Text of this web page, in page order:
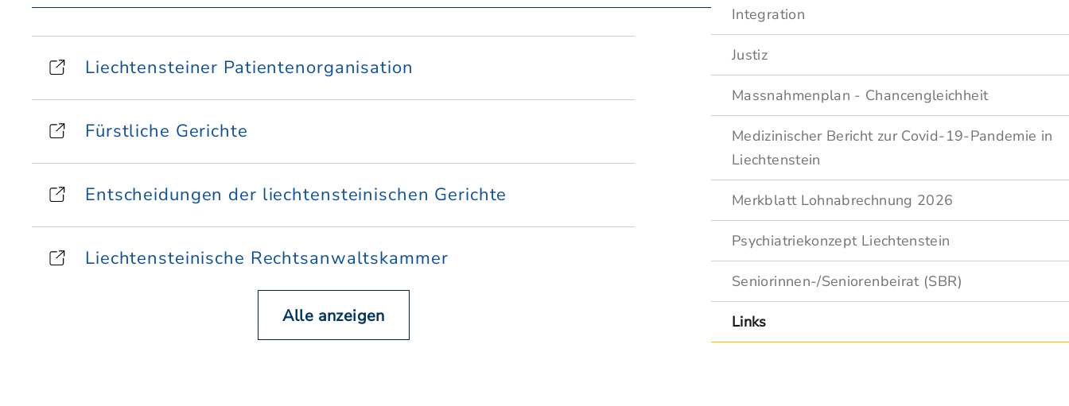
Integration
Justiz
Massnahmenplan - Chancengleichheit
Medizinischer Bericht zur Covid-19-Pandemie in
Liechtenstein
Merkblatt Lohnabrechnung 2026
Psychiatriekonzept Liechtenstein
Seniorinnen-/Seniorenbeirat (SBR)
Links
Liechtensteiner Patientenorganisation
Fürstliche Gerichte
Entscheidungen der liechtensteinischen Gerichte
Liechtensteinische Rechtsanwaltskammer
Alle anzeigen